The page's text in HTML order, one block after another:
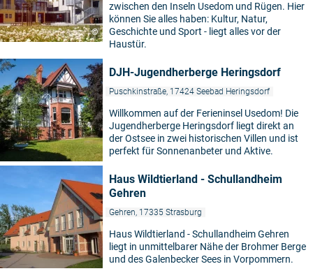
©
zwischen den Inseln Usedom und Rügen. Hier
können Sie alles haben: Kultur, Natur,
Geschichte und Sport - liegt alles vor der
Haustür.
DJH-Jugendherberge Heringsdorf
Puschkinstraße, 17424 Seebad Heringsdorf
Willkommen auf der Ferieninsel Usedom! Die
Jugendherberge Heringsdorf liegt direkt an
der Ostsee in zwei historischen Villen und ist
perfekt für Sonnenanbeter und Aktive.
Haus Wildtierland - Schullandheim
Gehren
Gehren, 17335 Strasburg
Haus Wildtierland - Schullandheim Gehren
liegt in unmittelbarer Nähe der Brohmer Berge
und des Galenbecker Sees in Vorpommern.